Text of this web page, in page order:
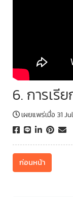
6. การเรี
เผยแพร่เมื่อ 31
ก่อนหน้า